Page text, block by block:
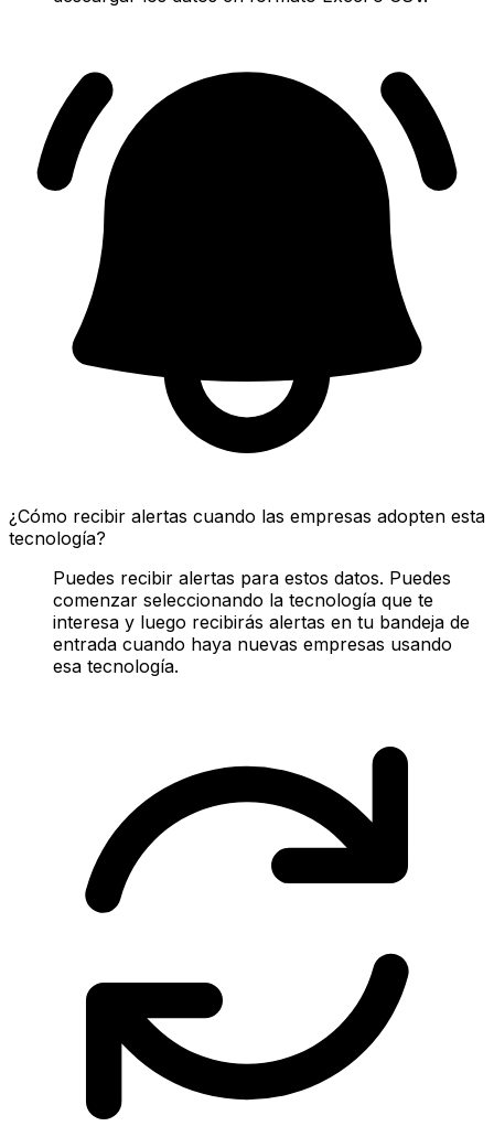
¿Cómo recibir alertas cuando las empresas adopten esta
tecnología?
Puedes recibir alertas para estos datos. Puedes
comenzar seleccionando la tecnología que te
interesa y luego recibirás alertas en tu bandeja de
entrada cuando haya nuevas empresas usando
esa tecnología.